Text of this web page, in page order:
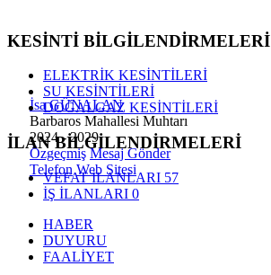
İsa GÜNALAN
Barbaros Mahallesi Muhtarı
2024 - 2029
Özgeçmiş Mesaj Gönder
Telefon Web Sitesi
KESİNTİ BİLGİLENDİRMELERİ
ELEKTRİK KESİNTİLERİ
SU KESİNTİLERİ
DOĞALGAZ KESİNTİLERİ
İLAN BİLGİLENDİRMELERİ
VEFAT İLANLARI 57
İŞ İLANLARI 0
HABER
DUYURU
FAALİYET